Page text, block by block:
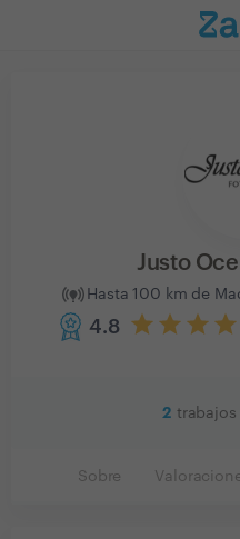
Justo
Hasta 100 km de
4.8
2 trabajos
Sobre